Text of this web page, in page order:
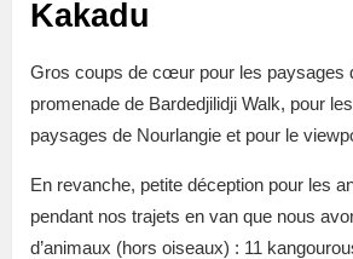
Kakadu
Gros coups de cœur pour les paysages
promenade de Bardedjilidji Walk, pour
paysages de Nourlangie et pour le
En revanche, petite déception pour les
pendant nos trajets en van que nous
d’animaux (hors oiseaux) : 11